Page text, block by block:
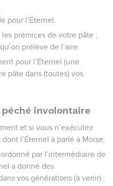
pour l’Éternel.
prémices de votre pâte ;
prélève de l’aire.
pour l’Éternel (une
pâte dans (toutes) vos
péché involontaire
et si vous n’exécutez
l’Éternel à parlé à Moïse,
par l’intermédiaire de
a donné des
vos générations (à venir) ;